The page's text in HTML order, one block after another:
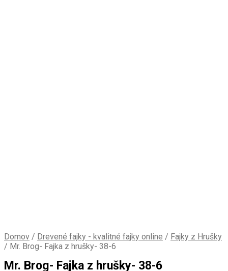
Domov / Drevené fajky - kvalitné fajky online / Fajky z Hrušky
/ Mr. Brog- Fajka z hrušky- 38-6
Mr. Brog- Fajka z hrušky- 38-6